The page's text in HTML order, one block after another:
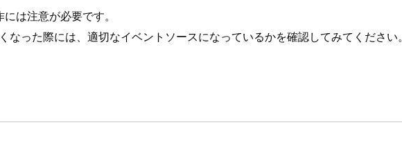
は注意が必要です。
った際には、適切なイベントソースになっているかを確認してみてください。